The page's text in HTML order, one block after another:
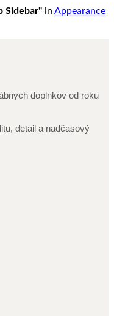
Sidebar" in Appearance
doplnkov od roku
detail a nadčasový